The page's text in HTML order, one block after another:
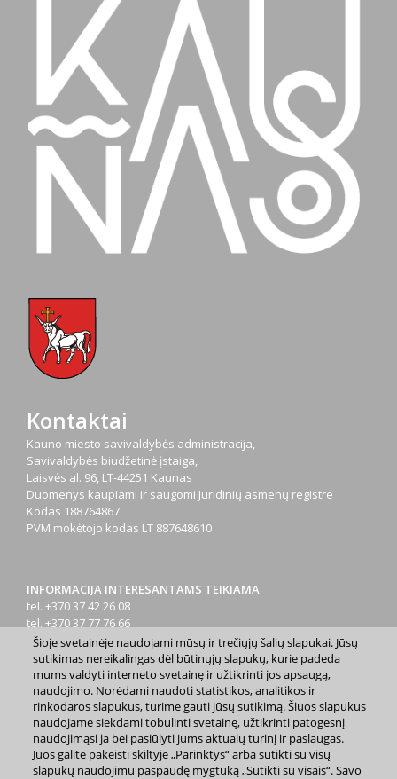
Kontaktai
Kauno miesto savivaldybės administracija,
Savivaldybės biudžetinė įstaiga,
Laisvės al. 96, LT-44251 Kaunas
Duomenys kaupiami ir saugomi Juridinių asmenų registre
Kodas 188764867
PVM mokėtojo kodas LT 887648610
INFORMACIJA INTERESANTAMS TEIKIAMA
tel. +370 37 42 26 08
tel. +370 37 77 76 66
tel. +370 660 07000
el. p.info@kaunas.lt
2023 m. Kauno miesto savivaldybė. Kopijuoti ir platinti
Šioje svetainėje naudojami mūsų ir trečiųjų šalių slapukai. Jūsų
sutikimas nereikalingas dėl būtinųjų slapukų, kurie padeda
mums valdyti interneto svetainę ir užtikrinti jos apsaugą,
naudojimo. Norėdami naudoti statistikos, analitikos ir
rinkodaros slapukus, turime gauti jūsų sutikimą. Šiuos slapukus
naudojame siekdami tobulinti svetainę, užtikrinti patogesnį
naudojimąsi ja bei pasiūlyti jums aktualų turinį ir paslaugas.
Juos galite pakeisti skiltyje „Parinktys“ arba sutikti su visų
slapukų naudojimu paspaudę mygtuką „Sutikti su visais“. Savo